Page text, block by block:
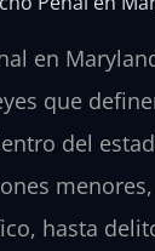
en
que
del
hasta